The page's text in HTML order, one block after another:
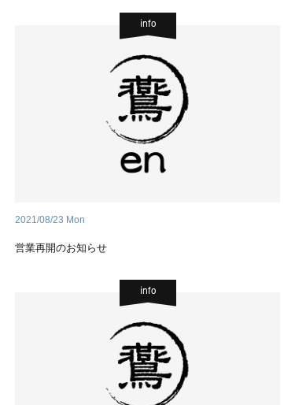
info
2021/08/23 Mon
営業再開のお知らせ
info